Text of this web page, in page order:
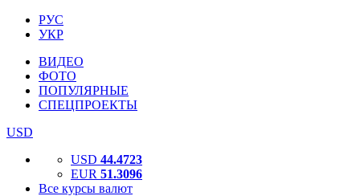
РУС
УКР
ВИДЕО
ФОТО
ПОПУЛЯРНЫЕ
СПЕЦПРОЕКТЫ
USD
USD 44.4723
EUR 51.3096
Все курсы валют